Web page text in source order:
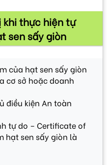
khi thực hiện tự
sen sấy giòn
của hạt sen sấy giòn
cơ sở hoặc doanh
điều kiện An toàn
tự do – Certificate of
hạt sen sấy giòn là